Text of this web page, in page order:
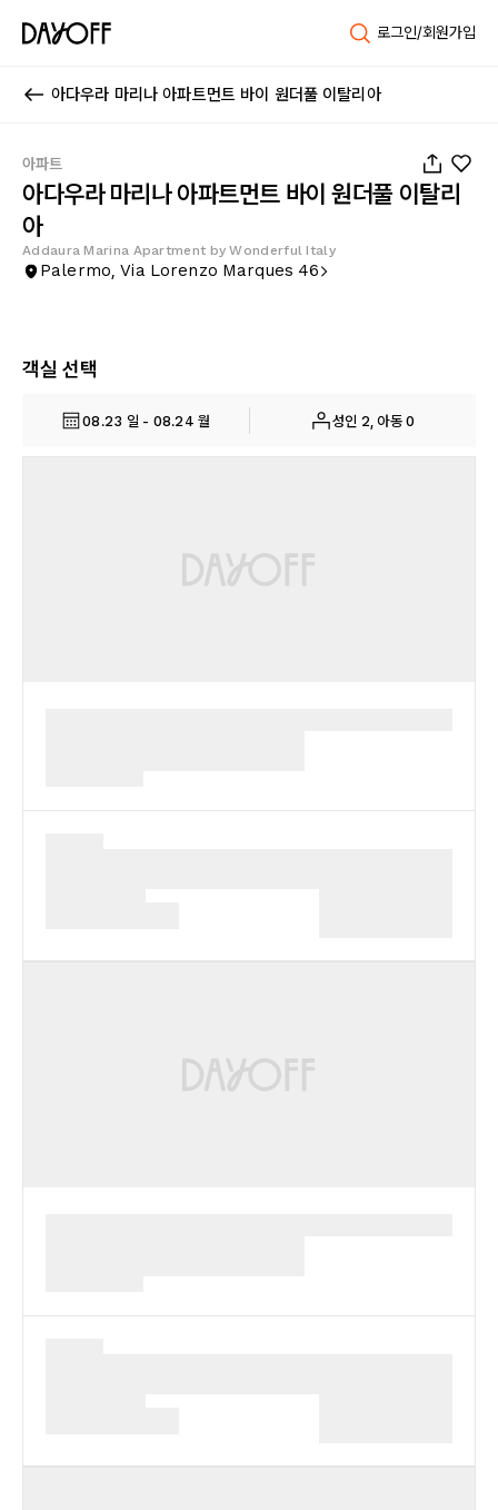
로그인/회원가입
아다우라 마리나 아파트먼트 바이 원더풀 이탈리아
아파트
아다우라 마리나 아파트먼트 바이 원더풀 이탈리
아
Addaura Marina Apartment by Wonderful Italy
Palermo, Via Lorenzo Marques 46
객실 선택
08.23 일 - 08.24 월 성인 2, 아동 0